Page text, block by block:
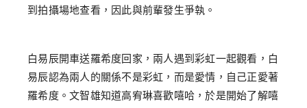
到拍攝場地查看，因此與前輩發生爭執。
白易辰開車送羅希度回家，兩人遇到彩虹一起觀看，白
易辰認為兩人的關係不是彩虹，而是愛情，自己正愛著
羅希度。文智雄知道高宥琳喜歡嘻哈，於是開始了解嘻